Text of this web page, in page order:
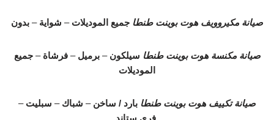
صيانة مكيروويف هوت بوينت طنطا جميع الموديلات – شواية – بدون
صيانة مكنسة هوت بوينت طنطا سيلكون –برميل –فرشاة –جميع
الموديلات
صيانة تكييف هوت بوينت طنطا بارد / ساخن – شباك – سبليت –
فري ستاند